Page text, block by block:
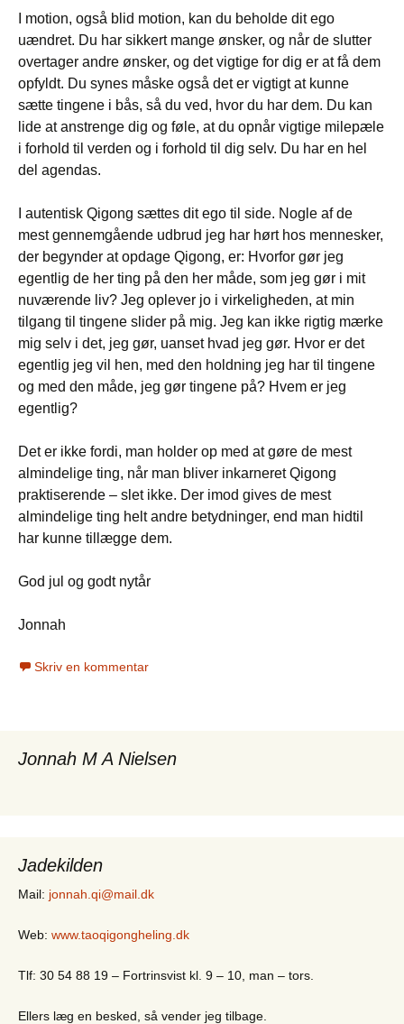
I motion, også blid motion, kan du beholde dit ego
uændret. Du har sikkert mange ønsker, og når de slutter
overtager andre ønsker, og det vigtige for dig er at få dem
opfyldt. Du synes måske også det er vigtigt at kunne
sætte tingene i bås, så du ved, hvor du har dem. Du kan
lide at anstrenge dig og føle, at du opnår vigtige milepæle
i forhold til verden og i forhold til dig selv. Du har en hel
del agendas.
I autentisk Qigong sættes dit ego til side. Nogle af de
mest gennemgående udbrud jeg har hørt hos mennesker,
der begynder at opdage Qigong, er: Hvorfor gør jeg
egentlig de her ting på den her måde, som jeg gør i mit
nuværende liv? Jeg oplever jo i virkeligheden, at min
tilgang til tingene slider på mig. Jeg kan ikke rigtig mærke
mig selv i det, jeg gør, uanset hvad jeg gør. Hvor er det
egentlig jeg vil hen, med den holdning jeg har til tingene
og med den måde, jeg gør tingene på? Hvem er jeg
egentlig?
Det er ikke fordi, man holder op med at gøre de mest
almindelige ting, når man bliver inkarneret Qigong
praktiserende – slet ikke. Der imod gives de mest
almindelige ting helt andre betydninger, end man hidtil
har kunne tillægge dem.
God jul og godt nytår
Jonnah
Skriv en kommentar
Jonnah M A Nielsen
Jadekilden
Mail: jonnah.qi@mail.dk
Web: www.taoqigongheling.dk
Tlf: 30 54 88 19 – Fortrinsvist kl. 9 – 10, man – tors.
Ellers læg en besked, så vender jeg tilbage.